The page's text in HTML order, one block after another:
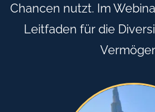
Chancen nutzt. Im
Leitfaden für die